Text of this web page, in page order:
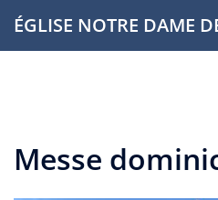
Aller
auÉGLISE NOTRE DAME
Messe